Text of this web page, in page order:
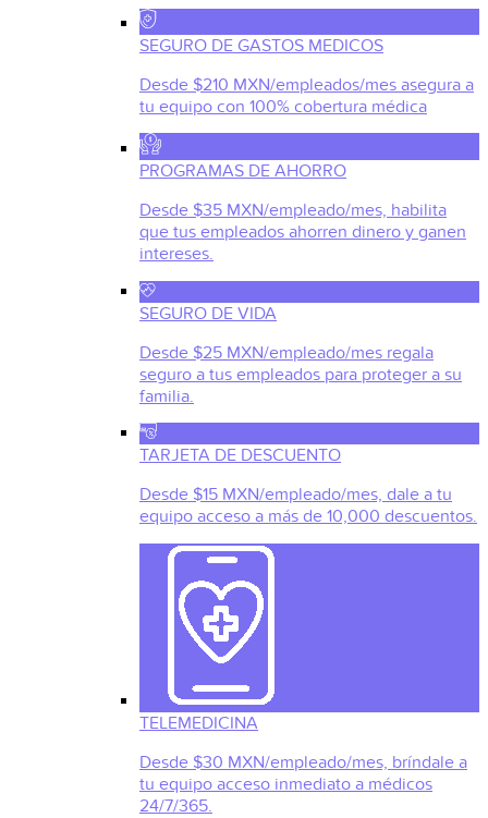
SEGURO DE GASTOS MEDICOS
Desde $210 MXN/empleados/mes asegura a
tu equipo con 100% cobertura médica
PROGRAMAS DE AHORRO
Desde $35 MXN/empleado/mes, habilita
que tus empleados ahorren dinero y ganen
intereses.
SEGURO DE VIDA
Desde $25 MXN/empleado/mes regala
seguro a tus empleados para proteger a su
familia.
TARJETA DE DESCUENTO
Desde $15 MXN/empleado/mes, dale a tu
equipo acceso a más de 10,000 descuentos.
TELEMEDICINA
Desde $30 MXN/empleado/mes, bríndale a
tu equipo acceso inmediato a médicos
24/7/365.